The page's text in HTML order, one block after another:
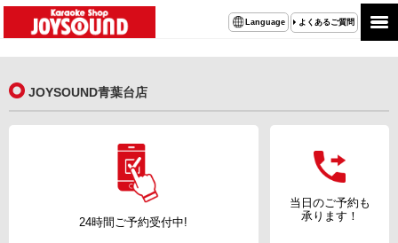
Language よくあるご質問
JOYSOUND青葉台店
24時間ご予約受付中!
当日のご予約も
承ります！